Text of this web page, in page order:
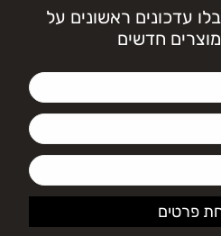
עדכונים ראשונים על
חדשים